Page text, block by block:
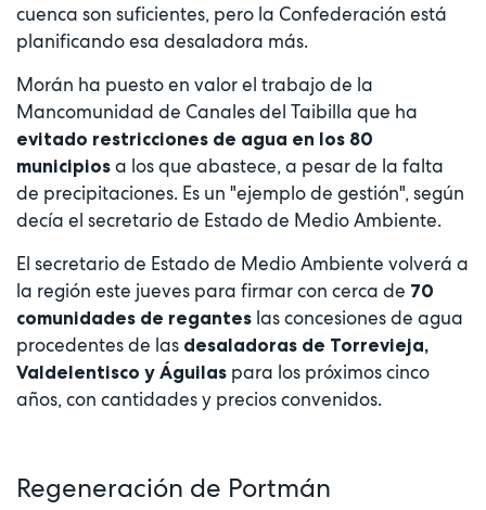
cuenca son suficientes, pero la Confederación está
planificando esa desaladora más.
Morán ha puesto en valor el trabajo de la
Mancomunidad de Canales del Taibilla que ha
evitado restricciones de agua en los 80
municipios a los que abastece, a pesar de la falta
de precipitaciones. Es un "ejemplo de gestión", según
decía el secretario de Estado de Medio Ambiente.
El secretario de Estado de Medio Ambiente volverá a
la región este jueves para firmar con cerca de 70
comunidades de regantes las concesiones de agua
procedentes de las desaladoras de Torrevieja,
Valdelentisco y Águilas para los próximos cinco
años, con cantidades y precios convenidos.
Regeneración de Portmán